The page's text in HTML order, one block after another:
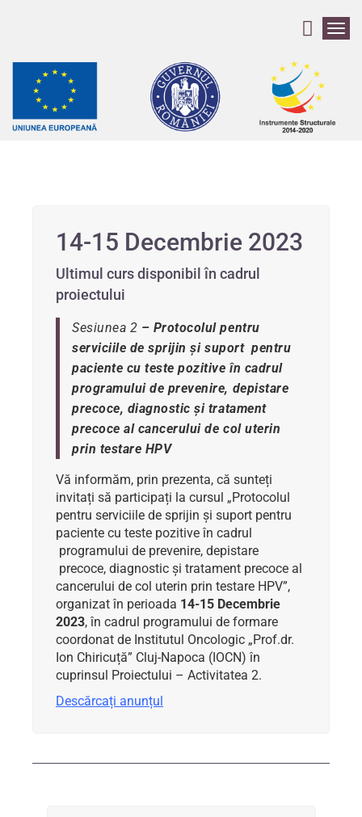
T
14-15 Decembrie 2023
Ultimul curs disponibil în cadrul
proiectului
Sesiunea 2 – Protocolul pentru
serviciile de sprijin și suport pentru
paciente cu teste pozitive în cadrul
programului de prevenire, depistare
precoce, diagnosticșitratament
precoce al cancerului de col uterin
prin testare HPV
Vă informăm, prin prezenta, că sunteți
invitați să participați la cursul „Protocolul
pentru serviciile de sprijin și suport pentru
paciente cu teste pozitive în cadrul
programului de prevenire, depistare
precoce, diagnostic și tratament precoce al
cancerului de col uterin prin testare HPV”,
organizat în perioada 14-15 Decembrie
2023, în cadrul programului de formare
coordonat de Institutul Oncologic „Prof.dr.
Ion Chiricuță” Cluj-Napoca (IOCN) în
cuprinsul Proiectului – Activitatea 2.
Descărcați anunțul